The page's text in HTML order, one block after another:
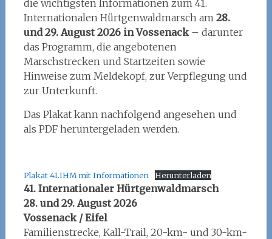
die wichtigsten Informationen zum 41.
Internationalen Hürtgenwaldmarsch am 28.
und 29. August 2026 in Vossenack– darunter
das Programm, die angebotenen
Marschstrecken und Startzeiten sowie
Hinweise zum Meldekopf, zur Verpflegung und
zur Unterkunft.
Das Plakat kann nachfolgend angesehen und
als PDF heruntergeladen werden.
Plakat 41.IHM mit Informationen Herunterladen
41. Internationaler Hürtgenwaldmarsch
28. und 29. August 2026
Vossenack / Eifel
Familienstrecke, Kall-Trail, 20-km- und 30-km-